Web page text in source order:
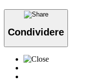
Condividere